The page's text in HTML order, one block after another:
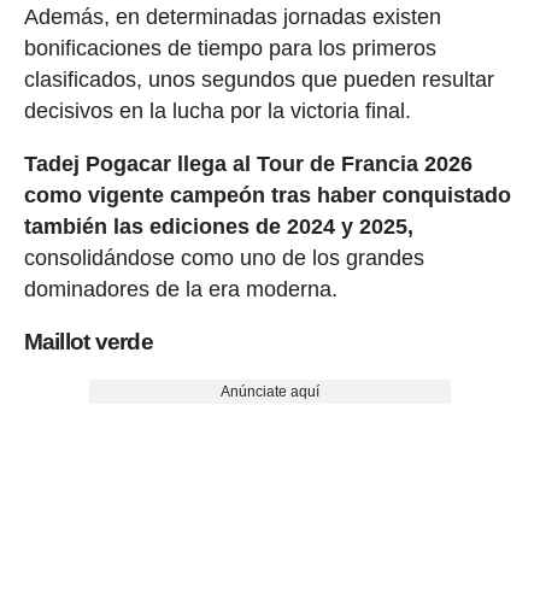
Además, en determinadas jornadas existen
bonificaciones de tiempo para los primeros
clasificados, unos segundos que pueden resultar
decisivos en la lucha por la victoria final.
Tadej Pogacar llega al Tour de Francia 2026
como vigente campeón tras haber conquistado
también las ediciones de 2024 y 2025,
consolidándose como uno de los grandes
dominadores de la era moderna.
Maillot verde
Anúnciate aquí